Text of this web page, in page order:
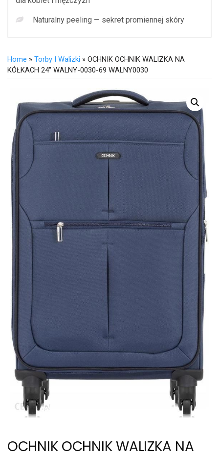
Naturalny peeling — sekret promiennej skóry
Home » Torby I Walizki » OCHNIK OCHNIK WALIZKA NA
KÓŁKACH 24″ WALNY-0030-69 WALNY0030
OCHNIK OCHNIK WALIZKA NA